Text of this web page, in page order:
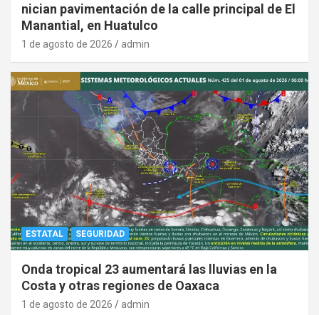
nician pavimentación de la calle principal de El
Manantial, en Huatulco
1 de agosto de 2026 admin
ESTATAL SEGURIDAD
Onda tropical 23 aumentará las lluvias en la
Costa y otras regiones de Oaxaca
1 de agosto de 2026 admin